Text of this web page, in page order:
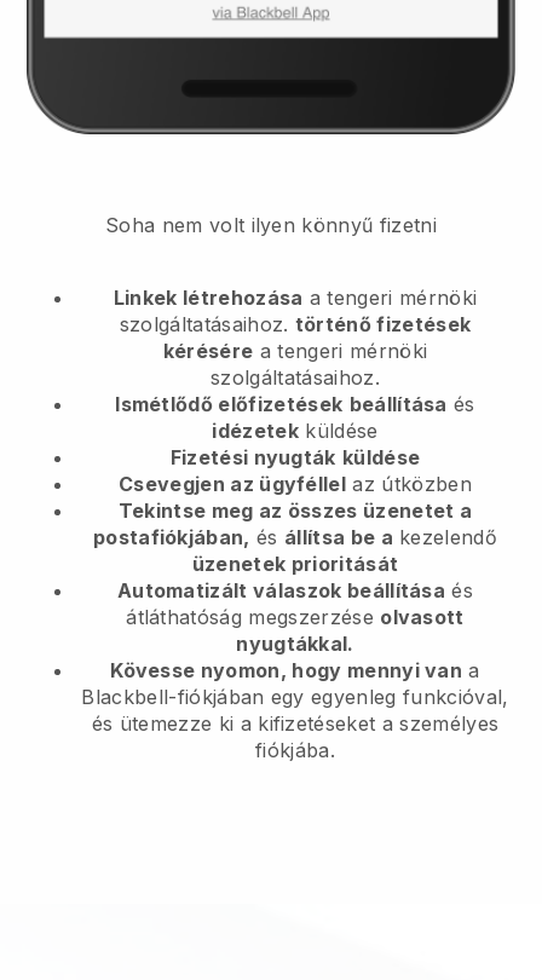
Soha nem volt ilyen könnyű fizetni
Linkek létrehozása a tengeri mérnöki
szolgáltatásaihoz. történő fizetések
kérésére a tengeri mérnöki
szolgáltatásaihoz.
Ismétlődő előfizetések beállítása és
idézetek küldése
Fizetési nyugták küldése
Csevegjen az ügyféllel az útközben
Tekintse meg az összes üzenetet a
postafiókjában, és állítsa be a kezelendő
üzenetek prioritását
Automatizált válaszok beállítása és
átláthatóság megszerzése olvasott
nyugtákkal.
Kövesse nyomon, hogy mennyi van a
Blackbell-fiókjában egy egyenleg funkcióval,
és ütemezze ki a kifizetéseket a személyes
fiókjába.